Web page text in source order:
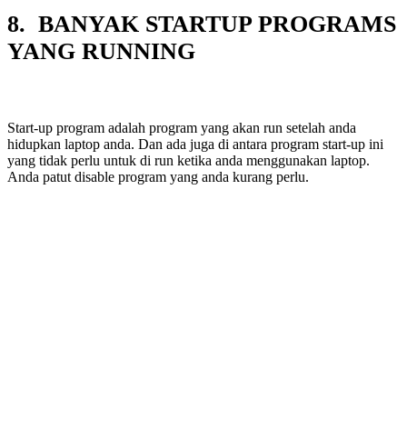
8. BANYAK STARTUP PROGRAMS
YANG RUNNING
Start-up program adalah program yang akan run setelah anda
hidupkan laptop anda. Dan ada juga di antara program start-up ini
yang tidak perlu untuk di run ketika anda menggunakan laptop.
Anda patut disable program yang anda kurang perlu.